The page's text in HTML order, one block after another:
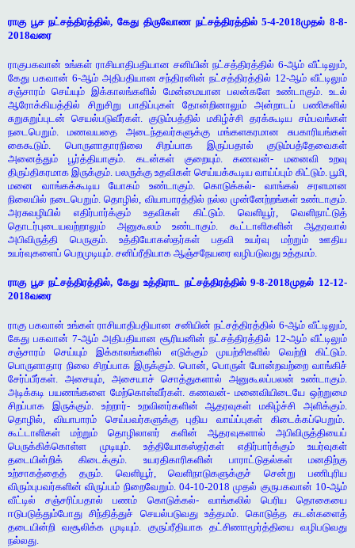
ராகு பூச நட்சத்திரத்தில், கேது திருவோண நட்சத்திரத்தில் 5-4-2018முதல் 8-8-
2018வரை
ராகுபகவான் உங்கள் ராசியாதிபதியான சனியின் நட்சத்திரத்தில் 6-ஆம் வீட்டிலும்,
கேது பகவான் 6-ஆம் அதிபதியான சந்திரனின் நட்சத்திரத்தில் 12-ஆம் வீட்டிலும்
சஞ்சாரம் செய்யும் இக்காலங்களில் மேன்மையான பலன்களே உண்டாகும். உடல்
ஆரோக்கியத்தில் சிறுசிறு பாதிப்புகள் தோன்றினாலும் அன்றாடப் பணிகளில்
சுறுசுறுப்புடன் செயல்படுவீர்கள். குடும்பத்தில் மகிழ்ச்சி தரக்கூடிய சம்பவங்கள்
நடைபெறும். மணவயதை அடைந்தவர்களுக்கு மங்களகரமான சுபகாரியங்கள்
கைகூடும். பொருளாதாரநிலை சிறப்பாக இருப்பதால் குடும்பத்தேவைகள்
அனைத்தும் பூர்த்தியாகும். கடன்கள் குறையும். கணவன்- மனைவி உறவு
திருப்திகரமாக இருக்கும். பலருக்கு உதவிகள் செய்யக்கூடிய வாய்ப்பும் கிட்டும். பூமி,
மனை வாங்கக்கூடிய யோகம் உண்டாகும். கொடுக்கல்- வாங்கல் சரளமான
நிலையில் நடைபெறும். தொழில், வியாபாரத்தில் நல்ல முன்னேற்றங்கள் உண்டாகும்.
அரசுவழியில் எதிர்பார்க்கும் உதவிகள் கிட்டும். வெளியூர், வெளிநாட்டுத்
தொடர்புடையவற்றாலும் அனுகூலம் உண்டாகும். கூட்டாளிகளின் ஆதரவால்
அபிவிருத்தி பெருகும். உத்தியோகஸ்தர்கள் பதவி உயர்வு மற்றும் ஊதிய
உயர்வுகளைப் பெறமுடியும். சனிப்ரீதியாக ஆஞ்சநேயரை வழிபடுவது உத்தமம்.
ராகு பூச நட்சத்திரத்தில், கேது உத்திராட நட்சத்திரத்தில் 9-8-2018முதல் 12-12-
2018வரை
ராகு பகவான் உங்கள் ராசியாதிபதியான சனியின் நட்சத்திரத்தில் 6-ஆம் வீட்டிலும்,
கேது பகவான் 7-ஆம் அதிபதியான சூரியனின் நட்சத்திரத்தில் 12-ஆம் வீட்டிலும்
சஞ்சாரம் செய்யும் இக்காலங்களில் எடுக்கும் முயற்சிகளில் வெற்றி கிட்டும்.
பொருளாதார நிலை சிறப்பாக இருக்கும். பொன், பொருள் போன்றவற்றை வாங்கிச்
சேர்ப்பீர்கள். அசையும், அசையாச் சொத்துகளால் அனுகூலப்பலன் உண்டாகும்.
அடிக்கடி பயணங்களை மேற்கொள்வீர்கள். கணவன்- மனைவியிடையே ஒற்றுமை
சிறப்பாக இருக்கும். உற்றார்- உறவினர்களின் ஆதரவுகள் மகிழ்ச்சி அளிக்கும்.
தொழில், வியாபாரம் செய்பவர்களுக்கு புதிய வாய்ப்புகள் கிடைக்கப்பெறும்.
கூட்டாளிகள் மற்றும் தொழிலாளர் களின் ஆதரவுகளால் அபிவிருத்தியைப்
பெருக்கிக்கொள்ள முடியும். உத்தியோகஸ்தர்கள் எதிர்பார்க்கும் உயர்வுகள்
தடையின்றிக் கிடைக்கும். உயரதிகாரிகளின் பாராட்டுதல்கள் மனதிற்கு
உற்சாகத்தைத் தரும். வெளியூர், வெளிநாடுகளுக்குச் சென்று பணிபுரிய
விரும்புபவர்களின் விருப்பம் நிறைவேறும். 04-10-2018 முதல் குருபகவான் 10-ஆம்
வீட்டில் சஞ்சரிப்பதால் பணம் கொடுக்கல்- வாங்கலில் பெரிய தொகையை
ஈடுபடுத்தும்போது சிந்தித்துச் செயல்படுவது உத்தமம். கொடுத்த கடன்களைத்
தடையின்றி வசூலிக்க முடியும். குருப்ரீதியாக தட்சிணாமூர்த்தியை வழிபடுவது
நல்லது.